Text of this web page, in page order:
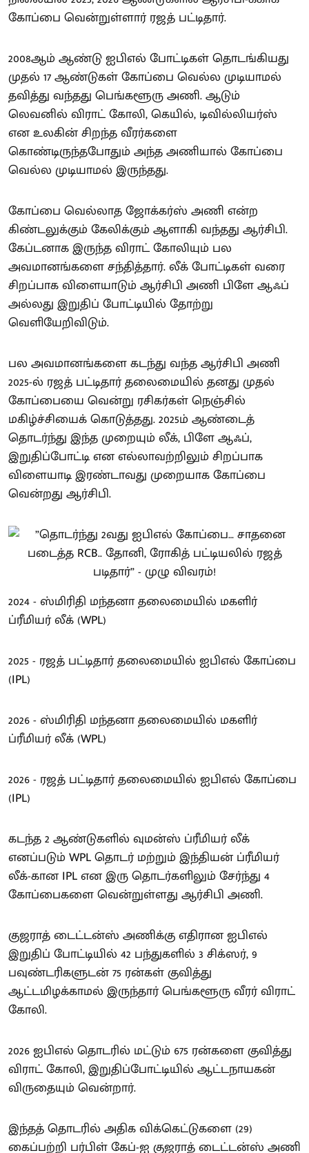
கோப்பை வென்றுள்ளார் ரஜத் பட்டிதார்.
2008ஆம் ஆண்டு ஐபிஎல் போட்டிகள் தொடங்கியது
முதல் 17 ஆண்டுகள் கோப்பை வெல்ல முடியாமல்
தவித்து வந்தது பெங்களூரு அணி. ஆடும்
லெவனில் விராட் கோலி, கெயில், டிவில்லியர்ஸ்
என உலகின் சிறந்த வீரர்களை
கொண்டிருந்தபோதும் அந்த அணியால் கோப்பை
வெல்ல முடியாமல் இருந்தது.
கோப்பை வெல்லாத ஜோக்கர்ஸ் அணி என்ற
கிண்டலுக்கும் கேலிக்கும் ஆளாகி வந்தது ஆர்சிபி.
கேப்டனாக இருந்த விராட் கோலியும் பல
அவமானங்களை சந்தித்தார். லீக் போட்டிகள் வரை
சிறப்பாக விளையாடும் ஆர்சிபி அணி பிளே ஆஃப்
அல்லது இறுதிப் போட்டியில் தோற்று
வெளியேறிவிடும்.
பல அவமானங்களை கடந்து வந்த ஆர்சிபி அணி
2025-ல் ரஜத் பட்டிதார் தலைமையில் தனது முதல்
கோப்பையை வென்று ரசிகர்கள் நெஞ்சில்
மகிழ்ச்சியைக் கொடுத்தது. 2025ம் ஆண்டைத்
தொடர்ந்து இந்த முறையும் லீக், பிளே ஆஃப்,
இறுதிப்போட்டி என எல்லாவற்றிலும் சிறப்பாக
விளையாடி இரண்டாவது முறையாக கோப்பை
வென்றது ஆர்சிபி.
2024 - ஸ்மிரிதி மந்தனா தலைமையில் மகளிர்
ப்ரீமியர் லீக் (WPL)
2025 - ரஜத் பட்டிதார் தலைமையில் ஐபிஎல் கோப்பை
(IPL)
2026 - ஸ்மிரிதி மந்தனா தலைமையில் மகளிர்
ப்ரீமியர் லீக் (WPL)
2026 - ரஜத் பட்டிதார் தலைமையில் ஐபிஎல் கோப்பை
(IPL)
கடந்த 2 ஆண்டுகளில் வுமன்ஸ் ப்ரீமியர் லீக்
எனப்படும் WPL தொடர் மற்றும் இந்தியன் ப்ரீமியர்
லீக்-கான IPL என இரு தொடர்களிலும் சேர்ந்து 4
கோப்பைகளை வென்றுள்ளது ஆர்சிபி அணி.
குஜராத் டைட்டன்ஸ் அணிக்கு எதிரான ஐபிஎல்
இறுதிப் போட்டியில் 42 பந்துகளில் 3 சிக்ஸர், 9
பவுண்டரிகளுடன் 75 ரன்கள் குவித்து
ஆட்டமிழக்காமல் இருந்தார் பெங்களூரு வீரர் விராட்
கோலி.
2026 ஐபிஎல் தொடரில் மட்டும் 675 ரன்களை குவித்து
விராட் கோலி, இறுதிப்போட்டியில் ஆட்டநாயகன்
விருதையும் வென்றார்.
இந்தத் தொடரில் அதிக விக்கெட்டுகளை (29)
கைப்பற்றி பர்பிள் கேப்-ஐ குஜராத் டைட்டன்ஸ் அணி